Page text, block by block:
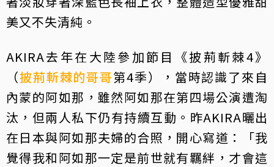
美又不失清純。
AKIRA去年在大陸參加節目《披荊斬棘4》
（披荊斬棘的哥哥第4季），當時認識了來自
內蒙的阿如那，雖然阿如那在第四場公演遭淘
汰，但兩人私下仍有持續互動。昨AKIRA曬出
在日本與阿如那夫婦的合照，開心寫道：「我
覺得我和阿如那一定是前世就有羈絆，才會這